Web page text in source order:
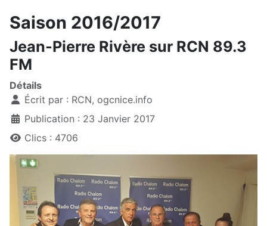
Saison 2016/2017
Jean-Pierre Rivère sur RCN 89.3
FM
Détails
Écrit par : RCN, ogcnice.info
Publication : 23 Janvier 2017
Clics : 4706